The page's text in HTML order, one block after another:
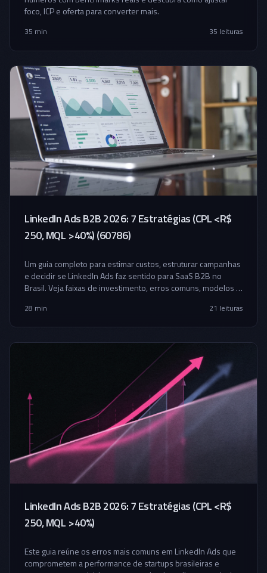
foco, ICP e oferta para converter mais.
35 min 35 leituras
LinkedIn Ads B2B 2026: 7 Estratégias (CPL <R$
250, MQL >40%) (60786)
Um guia completo para estimar custos, estruturar campanhas
e decidir se LinkedIn Ads faz sentido para SaaS B2B no
Brasil. Veja faixas de investimento, erros comuns, modelos e
pipeline, receita e previsibilidade.
28 min 21 leituras
LinkedIn Ads B2B 2026: 7 Estratégias (CPL <R$
250, MQL >40%)
Este guia reúne os erros mais comuns em LinkedIn Ads que
comprometem a performance de startups brasileiras e